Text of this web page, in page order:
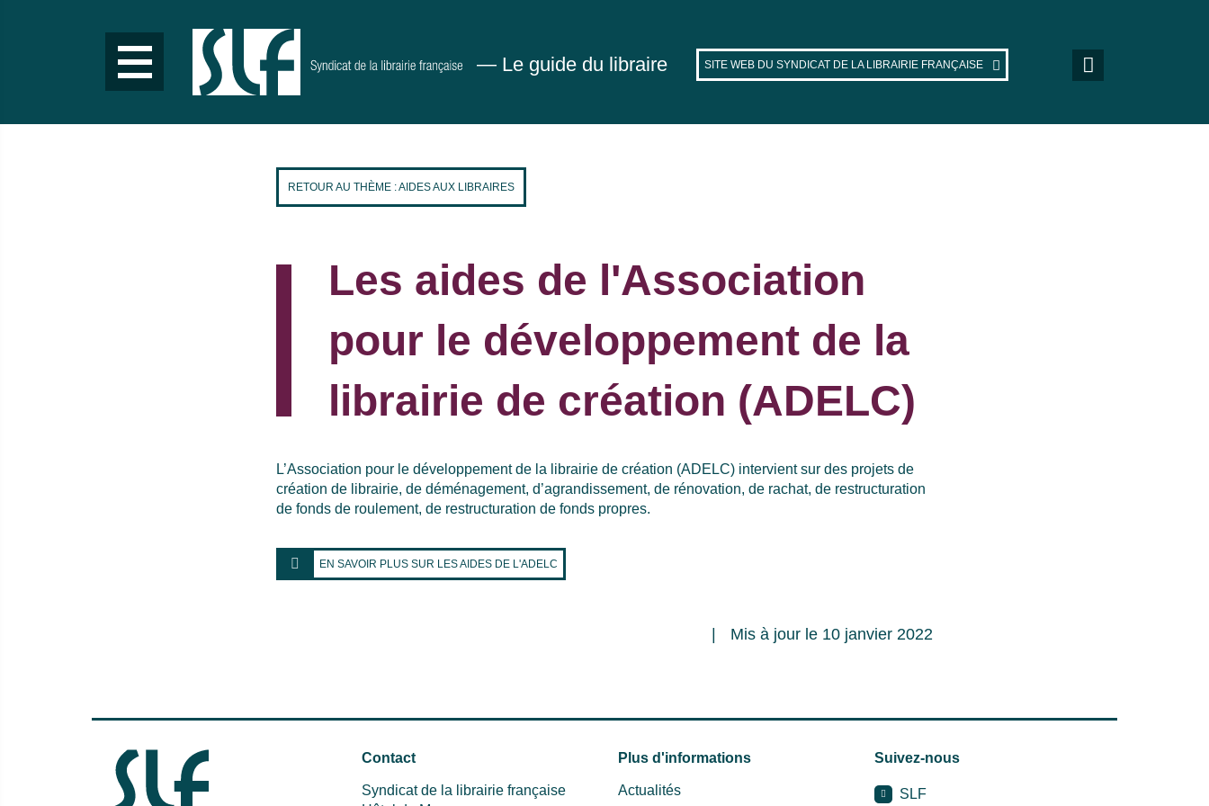
— Le guide du libraire SITE WEB DU SYNDICAT DE LA LIBRAIRIE FRANÇAISE
RETOUR AU THÈME : AIDES AUX LIBRAIRES
Les aides de l'Association
pour le développement de la
librairie de création (ADELC)
L’Association pour le développement de la librairie de création (ADELC) intervient sur des projets de
création de librairie, de déménagement, d’agrandissement, de rénovation, de rachat, de restructuration
de fonds de roulement, de restructuration de fonds propres.
EN SAVOIR PLUS SUR LES AIDES DE L'ADELC
Mis à jour le 10 janvier 2022
Contact
Syndicat de la librairie française
Plus d'informations
Actualités
Suivez-nous
SLF